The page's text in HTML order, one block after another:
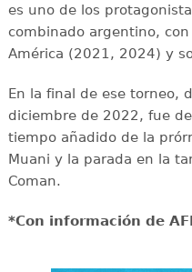
es uno de los
combinado argentino,
América (2021, 2024) y
En la final de ese torneo,
diciembre de 2022, fue
tiempo añadido de la
Muani y la parada en la
Coman.
*Con información de